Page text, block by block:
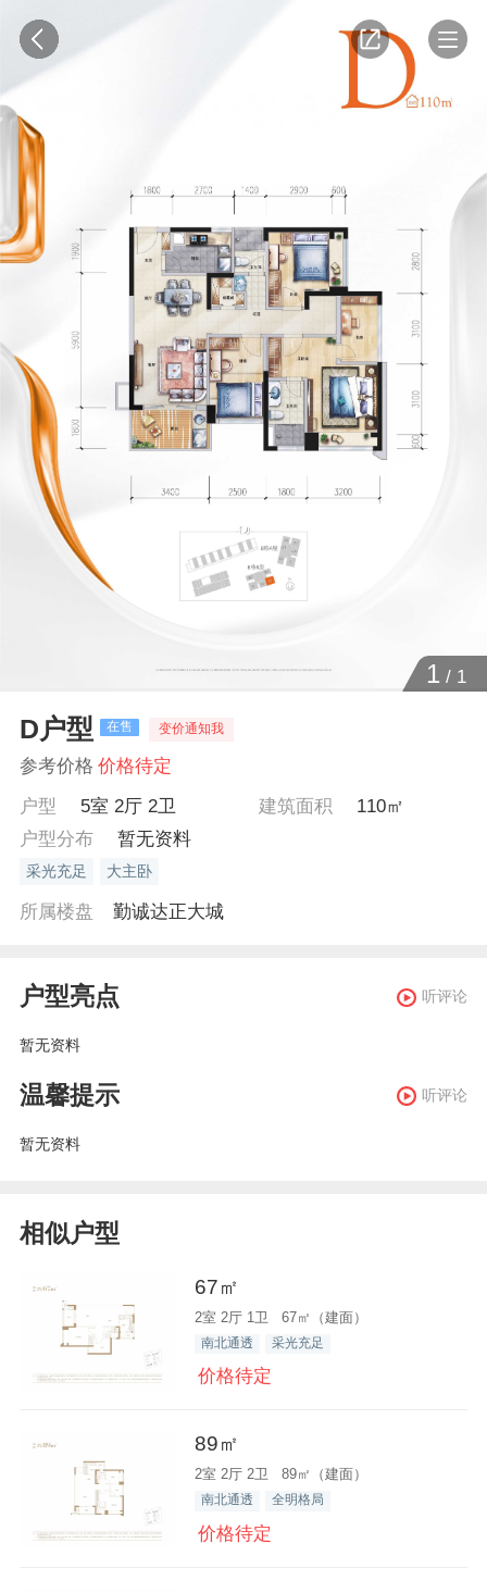
1 / 1
D户型 在售 变价通知我
参考价格 价格待定
户型
5室 2厅 2卫 建筑面积
110㎡
户型分布
暂无资料
采光充足 大主卧
所属楼盘 勤诚达正大城
户型亮点 听评论
暂无资料
温馨提示 听评论
暂无资料
相似户型
67㎡
2室 2厅 1卫 67㎡（建面）
南北通透 采光充足
价格待定
89㎡
2室 2厅 2卫 89㎡（建面）
南北通透 全明格局
价格待定